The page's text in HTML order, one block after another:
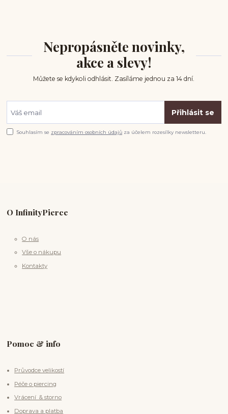
Nepropásněte novinky,
akce a slevy!
Můžete se kdykoli odhlásit. Zasíláme jednou za 14 dní.
Přihlásit se
Souhlasím se zpracováním osobních údajů za účelem rozesílky newsletteru.
O InfinityPierce
O nás
Vše o nákupu
Kontakty
Pomoc & info
Průvodce velikostí
Péče o piercing
Vrácení & storno
Doprava a platba